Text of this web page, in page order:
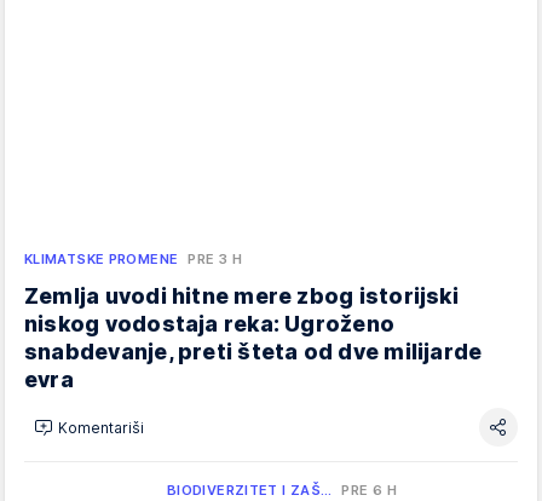
KLIMATSKE PROMENE PRE 3 H
Zemlja uvodi hitne mere zbog istorijski
niskog vodostaja reka: Ugroženo
snabdevanje, preti šteta od dve milijarde
evra
Komentariši
BIODIVERZITET I ZAŠ… PRE 6 H